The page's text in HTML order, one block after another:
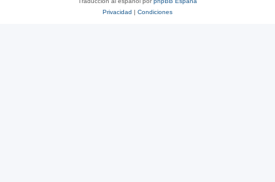
Privacidad | Condiciones